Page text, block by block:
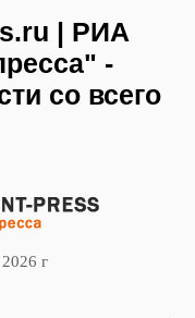
| РИА
-
со всего
г